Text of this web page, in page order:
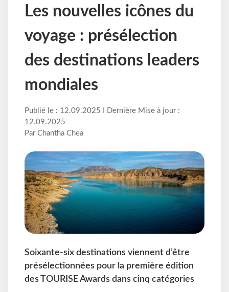
Les nouvelles icônes du
voyage : présélection
des destinations leaders
mondiales
Publié le : 12.09.2025 I Dernière Mise à jour :
12.09.2025
Par Chantha Chea
Soixante-six destinations viennent d’être
présélectionnées pour la première édition
des TOURISE Awards dans cinq catégories